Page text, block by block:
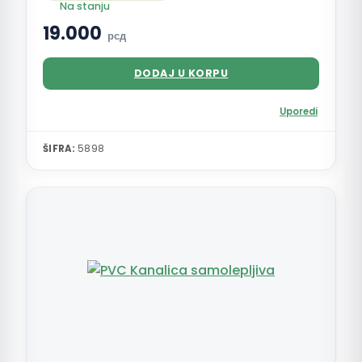
Na stanju
19.000 рсд
DODAJ U KORPU
Uporedi
ŠIFRA: 5898